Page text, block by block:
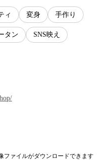
ィ 変身 手作り
タン SNS映え
ファイルがダウンロードできます